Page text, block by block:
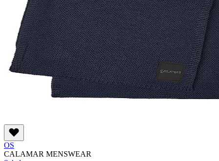
OS
CALAMAR MENSWEAR